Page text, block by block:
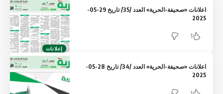
إعلانات
اعلانات «صحيفة-الحرية» العدد /35/ تاريخ 29-05-
اعلانات «صحيفة-الحرية» العدد /34/ تاريخ 28-05-